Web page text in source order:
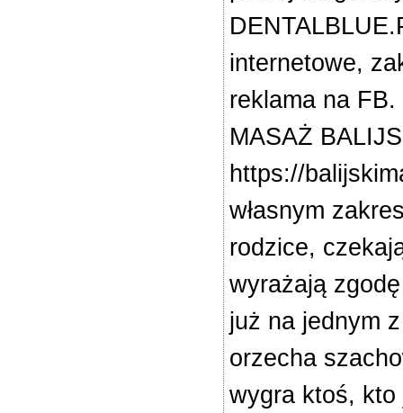
internetowe,
reklama na
MASAŻ
https://
własnym
rodzice,
wyrażają
już na jednym
orzecha
wygra ktoś, kto